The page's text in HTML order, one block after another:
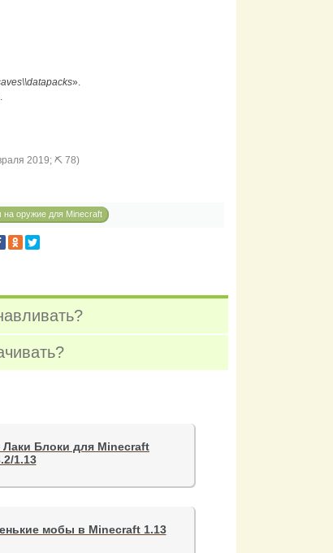
».
2019; ⛏ 78)
оружие для Minecraft
Блоки для Minecraft
1.13
мобы в Minecraft 1.13